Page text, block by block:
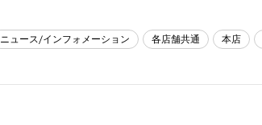
ニュース/インフォメーション 各店舗共通 本店